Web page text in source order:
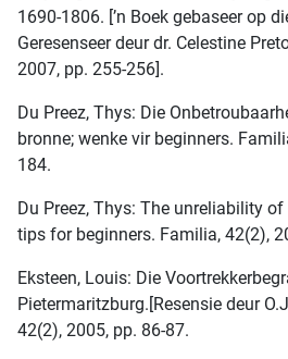
1690-1806. [’n Boek gebaseer op
Geresenseer deur dr. Celestine
2007, pp. 255-256].
Du Preez, Thys: Die
bronne; wenke vir beginners.
184.
Du Preez, Thys: The unreliability
tips for beginners. Familia, 42(2),
Eksteen, Louis: Die
Pietermaritzburg.[Resensie deur
42(2), 2005, pp. 86-87.